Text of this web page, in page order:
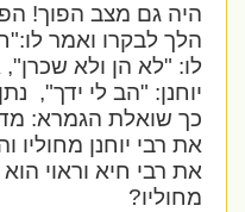
היה גם מצב הפוך!
הלך לבקרו ואמר
לו: "לא הן ולא שכרן",
יוחנן: "הב לי ידך", נתן
כך שואלת הגמרא:
את רבי יוחנן מחוליו
את רבי חיא וראוי
מחוליו?